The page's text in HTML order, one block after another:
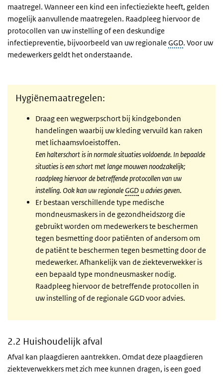
maatregel. Wanneer een kind een infectieziekte heeft, gelden
mogelijk aanvullende maatregelen. Raadpleeg hiervoor de
protocollen van uw instelling of een deskundige
infectiepreventie, bijvoorbeeld van uw regionale GGD. Voor uw
medewerkers geldt het onderstaande.
Hygiënemaatregelen:
Draag een wegwerpschort bij kindgebonden
handelingen waarbij uw kleding vervuild kan raken
met lichaamsvloeistoffen.
Een halterschort is in normale situaties voldoende. In bepaalde
situaties is een schort met lange mouwen noodzakelijk;
raadpleeg hiervoor de betreffende protocollen van uw
instelling. Ook kan uw regionale GGD u advies geven.
Er bestaan verschillende type medische
mondneusmaskers in de gezondheidszorg die
gebruikt worden om medewerkers te beschermen
tegen besmetting door patiënten of andersom om
de patiënt te beschermen tegen besmetting door de
medewerker. Afhankelijk van de ziekteverwekker is
een bepaald type mondneusmasker nodig.
Raadpleeg hiervoor de betreffende protocollen in
uw instelling of de regionale GGD voor advies.
2.2 Huishoudelijk afval
Afval kan plaagdieren aantrekken. Omdat deze plaagdieren
ziekteverwekkers met zich mee kunnen dragen, is een goed